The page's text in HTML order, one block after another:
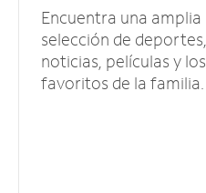
Encuentra una amplia
selección de deportes,
noticias, películas y los
favoritos de la familia.